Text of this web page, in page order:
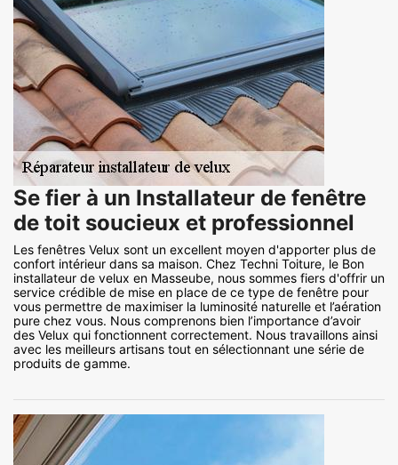
Se fier à un Installateur de fenêtre
de toit soucieux et professionnel
Les fenêtres Velux sont un excellent moyen d'apporter plus de
confort intérieur dans sa maison. Chez Techni Toiture, le Bon
installateur de velux en Masseube, nous sommes fiers d'offrir un
service crédible de mise en place de ce type de fenêtre pour
vous permettre de maximiser la luminosité naturelle et l’aération
pure chez vous. Nous comprenons bien l’importance d’avoir
des Velux qui fonctionnent correctement. Nous travaillons ainsi
avec les meilleurs artisans tout en sélectionnant une série de
produits de gamme.